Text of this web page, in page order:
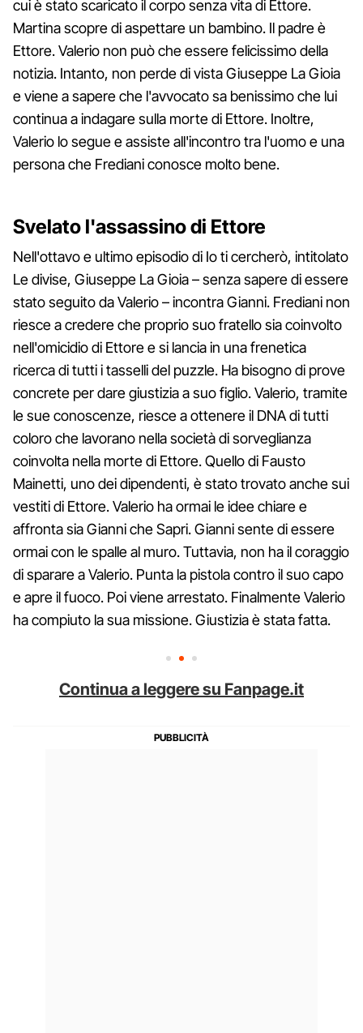
cui è stato scaricato il corpo senza vita di Ettore.
Martina scopre di aspettare un bambino. Il padre è
Ettore. Valerio non può che essere felicissimo della
notizia. Intanto, non perde di vista Giuseppe La Gioia
e viene a sapere che l'avvocato sa benissimo che lui
continua a indagare sulla morte di Ettore. Inoltre,
Valerio lo segue e assiste all'incontro tra l'uomo e una
persona che Frediani conosce molto bene.
Svelato l'assassino di Ettore
Nell'ottavo e ultimo episodio di Io ti cercherò, intitolato
Le divise, Giuseppe La Gioia – senza sapere di essere
stato seguito da Valerio – incontra Gianni. Frediani non
riesce a credere che proprio suo fratello sia coinvolto
nell'omicidio di Ettore e si lancia in una frenetica
ricerca di tutti i tasselli del puzzle. Ha bisogno di prove
concrete per dare giustizia a suo figlio. Valerio, tramite
le sue conoscenze, riesce a ottenere il DNA di tutti
coloro che lavorano nella società di sorveglianza
coinvolta nella morte di Ettore. Quello di Fausto
Mainetti, uno dei dipendenti, è stato trovato anche sui
vestiti di Ettore. Valerio ha ormai le idee chiare e
affronta sia Gianni che Sapri. Gianni sente di essere
ormai con le spalle al muro. Tuttavia, non ha il coraggio
di sparare a Valerio. Punta la pistola contro il suo capo
e apre il fuoco. Poi viene arrestato. Finalmente Valerio
ha compiuto la sua missione. Giustizia è stata fatta.
Continua a leggere su Fanpage.it